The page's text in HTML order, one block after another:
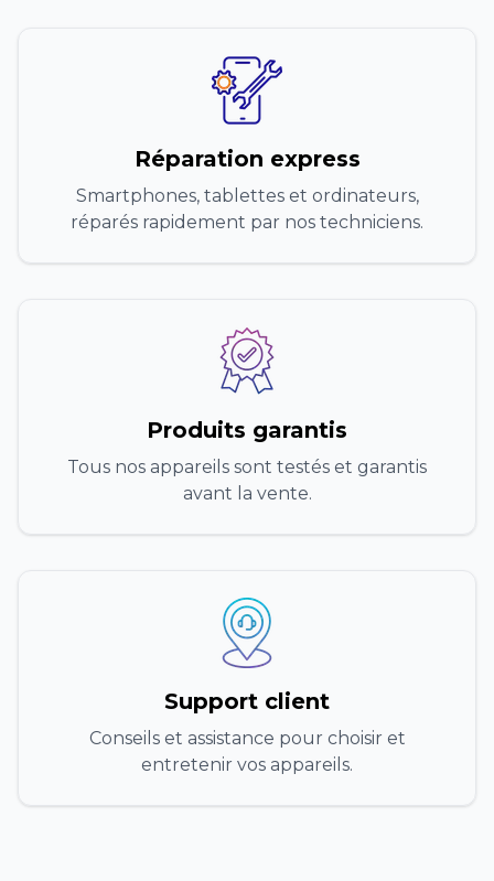
Réparation express
Smartphones, tablettes et ordinateurs,
réparés rapidement par nos techniciens.
Produits garantis
Tous nos appareils sont testés et garantis
avant la vente.
Support client
Conseils et assistance pour choisir et
entretenir vos appareils.